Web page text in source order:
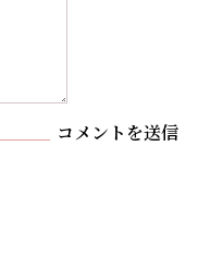
コメントを送信